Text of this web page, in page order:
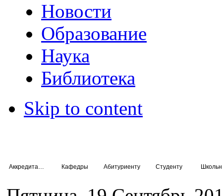
Новости
Образование
Наука
Библиотека
Skip to content
Кафедры Абитуриенту Студенту